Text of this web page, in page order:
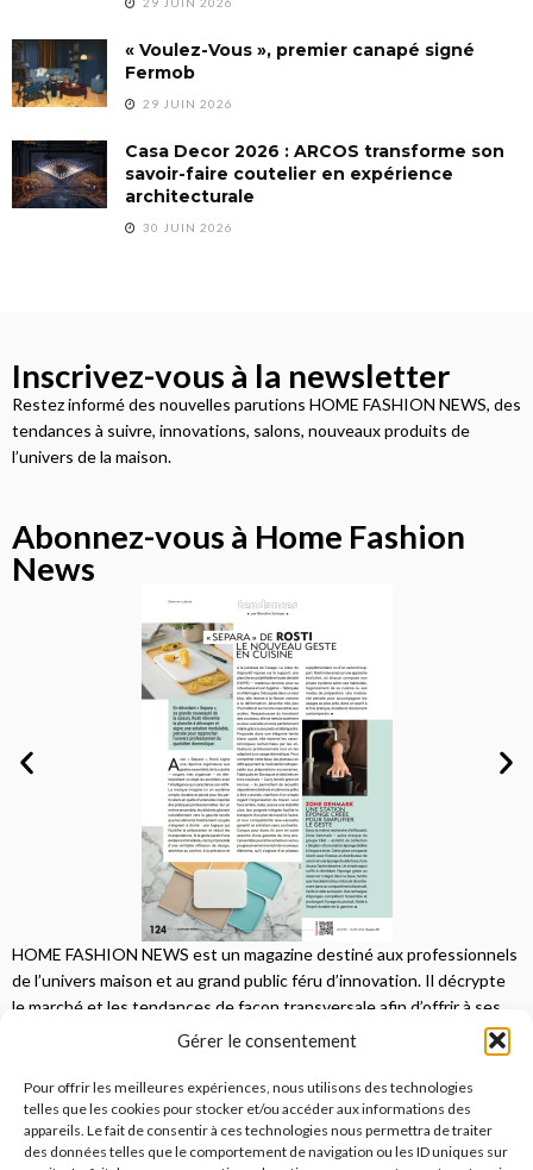
Gérer le consentement
Pour offrir les meilleures expériences, nous utilisons des technologies
telles que les cookies pour stocker et/ou accéder aux informations des
appareils. Le fait de consentir à ces technologies nous permettra de traiter
des données telles que le comportement de navigation ou les ID uniques sur
« Voulez-Vous », premier canapé signé
Fermob
29 JUIN 2026
Casa Decor 2026 : ARCOS transforme son
savoir-faire coutelier en expérience
architecturale
30 JUIN 2026
Inscrivez-vous à la newsletter
Restez informé des nouvelles parutions HOME FASHION NEWS, des
tendances à suivre, innovations, salons, nouveaux produits de
l’univers de la maison.
Abonnez-vous à Home Fashion
News
HOME FASHION NEWS est un magazine destiné aux professionnels
de l’univers maison et au grand public féru d’innovation. Il décrypte
le marché et les tendances de façon transversale afin d’offrir à ses
lecteurs une vision complète.
JE M'ABONNE